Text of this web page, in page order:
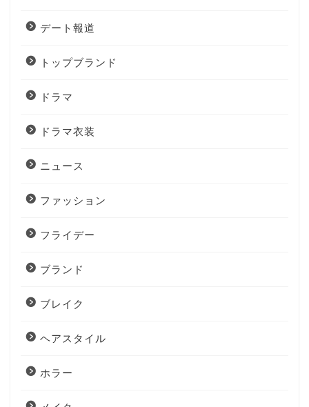
デート報道
トップブランド
ドラマ
ドラマ衣装
ニュース
ファッション
フライデー
ブランド
ブレイク
ヘアスタイル
ホラー